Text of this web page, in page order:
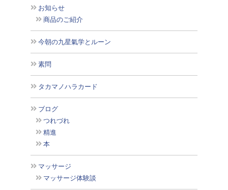
お知らせ
商品のご紹介
今朝の九星氣学とルーン
素問
タカマノハラカード
ブログ
つれづれ
精進
本
マッサージ
マッサージ体験談